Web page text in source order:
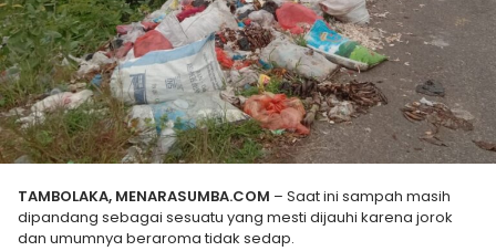
TAMBOLAKA, MENARASUMBA.COM – Saat ini sampah masih
dipandang sebagai sesuatu yang mesti dijauhi karena jorok
dan umumnya beraroma tidak sedap.